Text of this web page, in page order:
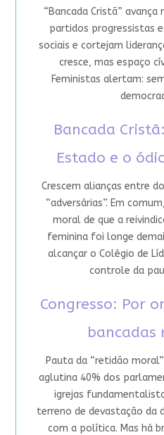
“Bancada Cristã”
partidos progressistas
sociais e cortejam
cresce, mas espaço
Feministas alertam:
Bancada
Estado e o
Crescem alianças entre
“adversárias”. Em
moral de que a
feminina foi longe
alcançar o Colégio de
controle da
Congresso: Por
bancadas
Pauta da “retidão
aglutina 40% dos
igrejas
terreno de devastação da
com a política. Mas há